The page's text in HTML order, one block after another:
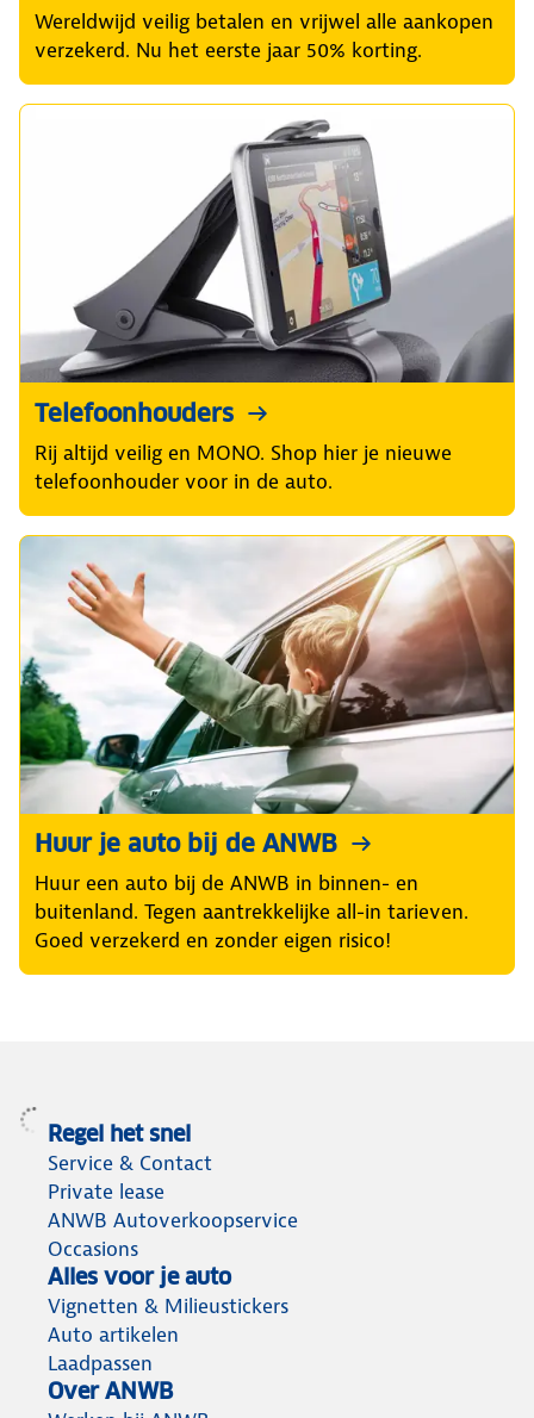
Wereldwijd veilig betalen en vrijwel alle aankopen
verzekerd. Nu het eerste jaar 50% korting.
Telefoonhouders
Rij altijd veilig en MONO. Shop hier je nieuwe
telefoonhouder voor in de auto.
Huur je auto bij de ANWB
Huur een auto bij de ANWB in binnen- en
buitenland. Tegen aantrekkelijke all-in tarieven.
Goed verzekerd en zonder eigen risico!
Regel het snel
Service & Contact
Private lease
ANWB Autoverkoopservice
Occasions
Alles voor je auto
Vignetten & Milieustickers
Auto artikelen
Laadpassen
Over ANWB